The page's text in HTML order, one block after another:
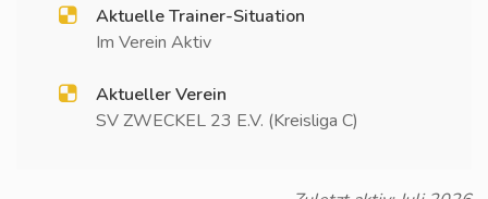
Aktuelle Trainer-Situation
Im Verein Aktiv
Aktueller Verein
SV ZWECKEL 23 E.V. (Kreisliga C)